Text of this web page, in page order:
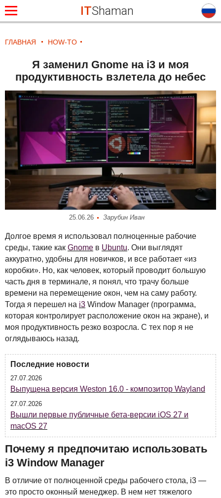
ITShaman
ГЛАВНАЯ HOW-TO
Я заменил Gnome на i3 и моя
продуктивность взлетела до небес
25.06.26 Зарубин Иван
Долгое время я использовал полноценные рабочие
среды, такие как Gnome в Ubuntu. Они выглядят
аккуратно, удобны для новичков, и все работает «из
коробки». Но, как человек, который проводит большую
часть дня в терминале, я понял, что трачу больше
времени на перемещение окон, чем на саму работу.
Тогда я перешел на i3 Window Manager (программа,
которая контролирует расположение окон на экране), и
моя продуктивность резко возросла. С тех пор я не
оглядываюсь назад.
Последние новости
27.07.2026
Выпущена версия Weston 16.0 - композитор Wayland
27.07.2026
Вышли первые публичные бета-версии iOS 27 и
macOS 27
Почему я предпочитаю использовать
i3 Window Manager
В отличие от полноценной среды рабочего стола, i3 —
это просто оконный менеджер. В нем нет тяжелого